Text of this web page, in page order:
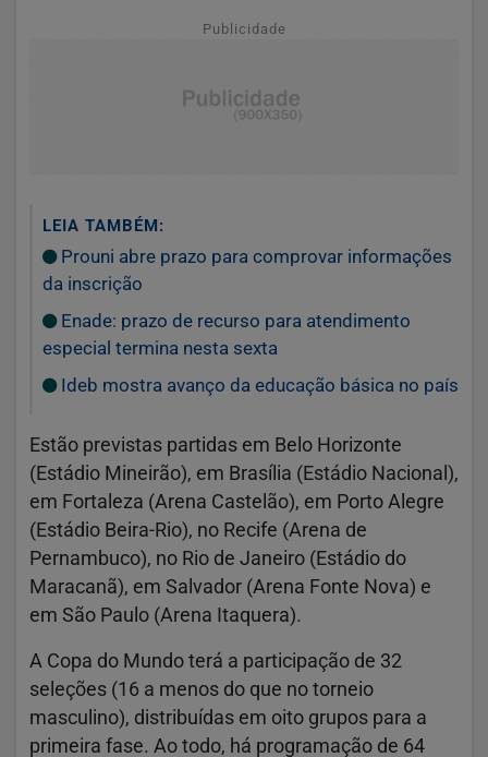
Publicidade
LEIA TAMBÉM:
Prouni abre prazo para comprovar informações
da inscrição
Enade: prazo de recurso para atendimento
especial termina nesta sexta
Ideb mostra avanço da educação básica no país
Estão previstas partidas em Belo Horizonte
(Estádio Mineirão), em Brasília (Estádio Nacional),
em Fortaleza (Arena Castelão), em Porto Alegre
(Estádio Beira-Rio), no Recife (Arena de
Pernambuco), no Rio de Janeiro (Estádio do
Maracanã), em Salvador (Arena Fonte Nova) e
em São Paulo (Arena Itaquera).
A Copa do Mundo terá a participação de 32
seleções (16 a menos do que no torneio
masculino), distribuídas em oito grupos para a
primeira fase. Ao todo, há programação de 64